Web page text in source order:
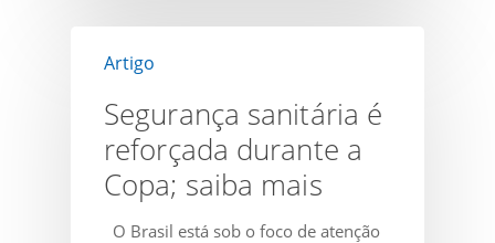
sanitária
reforçada
durante
Artigo
Segurança sanitária é
reforçada durante a
Copa; saiba mais
O Brasil está sob o foco de atenção